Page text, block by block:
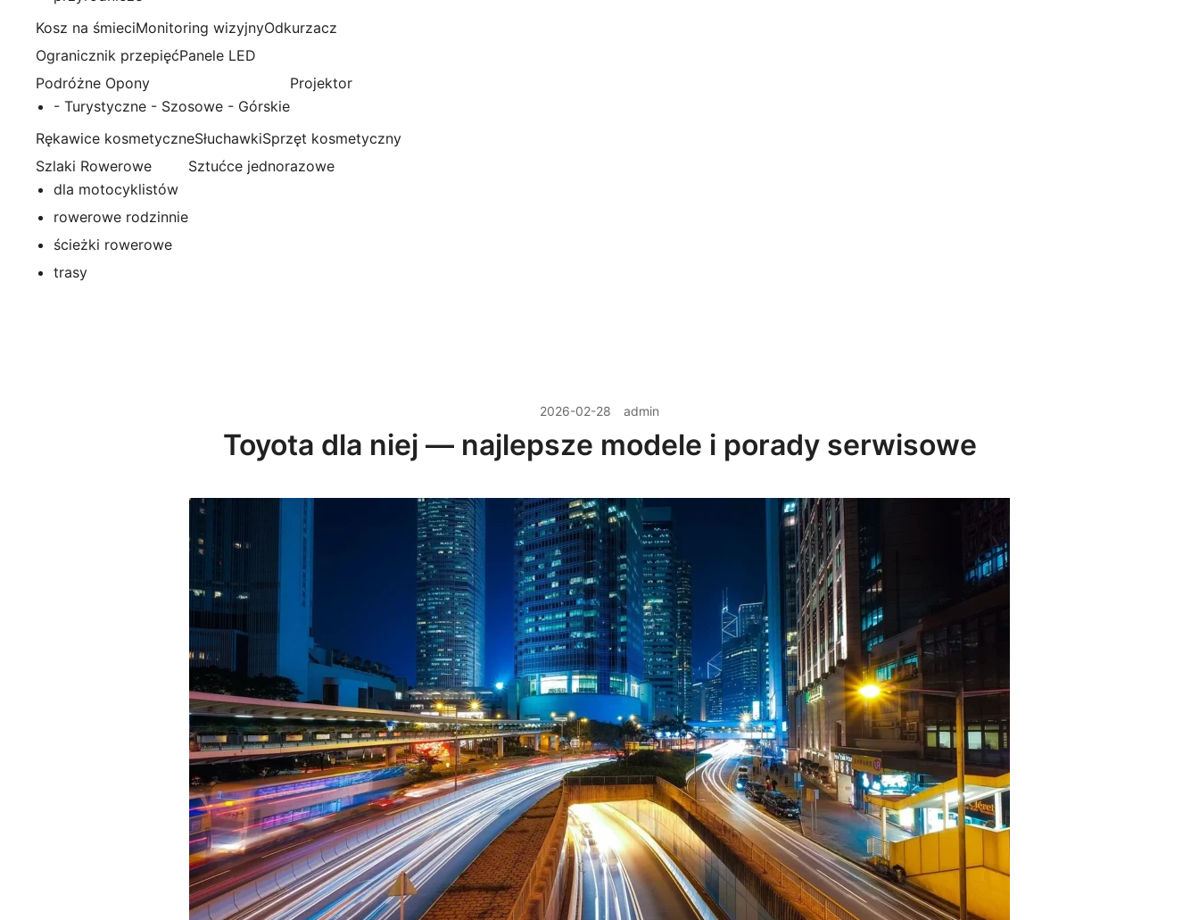
Kosz na śmieciMonitoring wizyjnyOdkurzacz
Ogranicznik przepięćPanele LED
Podróżne Opony
- Turystyczne - Szosowe - Górskie
Projektor
Rękawice kosmetyczneSłuchawkiSprzęt kosmetyczny
Szlaki Rowerowe
dla motocyklistów
rowerowe rodzinnie
ścieżki rowerowe
trasy
Sztućce jednorazowe
2026-02-28 admin
Toyota dla niej — najlepsze modele i porady serwisowe